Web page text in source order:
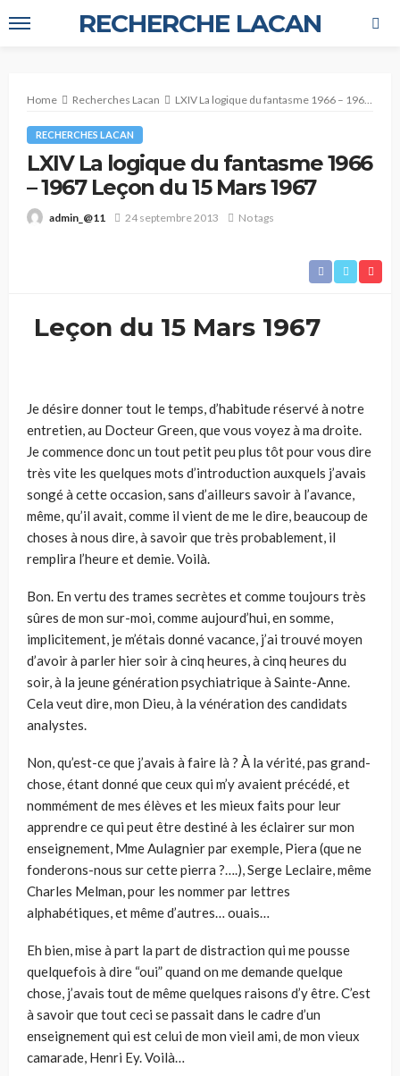
RECHERCHE LACAN
Home Recherches Lacan LXIV La logique du fantasme 1966 – 1967 Leçon du 15 Mars 1967
RECHERCHES LACAN
LXIV La logique du fantasme 1966
– 1967 Leçon du 15 Mars 1967
admin_@11 24 septembre 2013 No tags
Leçon du 15 Mars 1967
Je désire donner tout le temps, d’habitude réservé à notre
entretien, au Docteur Green, que vous voyez à ma droite.
Je commence donc un tout petit peu plus tôt pour vous dire
très vite les quelques mots d’introduction auxquels j’avais
songé à cette occasion, sans d’ailleurs savoir à l’avance,
même, qu’il avait, comme il vient de me le dire, beaucoup de
choses à nous dire, à savoir que très probablement, il
remplira l’heure et demie. Voilà.
Bon. En vertu des trames secrètes et comme toujours très
sûres de mon sur-moi, comme aujourd’hui, en somme,
implicitement, je m’étais donné vacance, j’ai trouvé moyen
d’avoir à parler hier soir à cinq heures, à cinq heures du
soir, à la jeune génération psychiatrique à Sainte-Anne.
Cela veut dire, mon Dieu, à la vénération des candidats
analystes.
Non, qu’est-ce que j’avais à faire là ? À la vérité, pas grand-
chose, étant donné que ceux qui m’y avaient précédé, et
nommément de mes élèves et les mieux faits pour leur
apprendre ce qui peut être destiné à les éclairer sur mon
enseignement, Mme Aulagnier par exemple, Piera (que ne
fonderons-nous sur cette pierra ?….), Serge Leclaire, même
Charles Melman, pour les nommer par lettres
alphabétiques, et même d’autres… ouais…
Eh bien, mise à part la part de distraction qui me pousse
quelquefois à dire “oui” quand on me demande quelque
chose, j’avais tout de même quelques raisons d’y être. C’est
à savoir que tout ceci se passait dans le cadre d’un
enseignement qui est celui de mon vieil ami, de mon vieux
camarade, Henri Ey. Voilà…